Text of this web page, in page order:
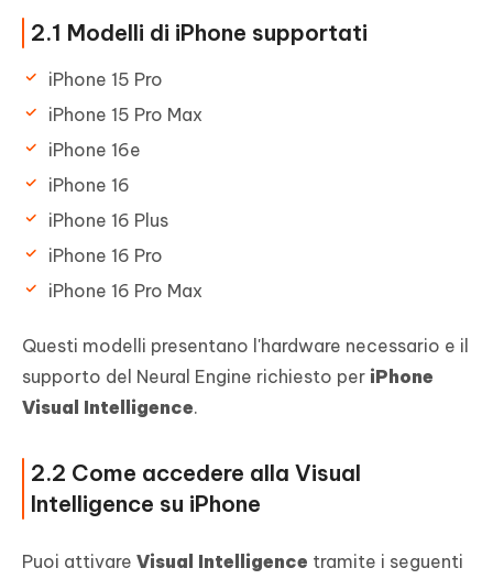
2.1 Modelli di iPhone supportati
iPhone 15 Pro
iPhone 15 Pro Max
iPhone 16e
iPhone 16
iPhone 16 Plus
iPhone 16 Pro
iPhone 16 Pro Max
Questi modelli presentano l'hardware necessario e il
supporto del Neural Engine richiesto per iPhone
Visual Intelligence.
2.2 Come accedere alla Visual
Intelligence su iPhone
Puoi attivare Visual Intelligence tramite i seguenti